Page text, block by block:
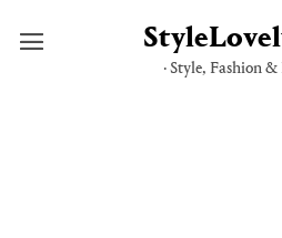
· Style, Fashion &